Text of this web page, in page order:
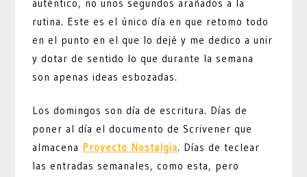
auténtico, no unos segundos arañados a la
rutina. Este es el único día en que retomo todo
en el punto en el que lo dejé y me dedico a unir
y dotar de sentido lo que durante la semana
son apenas ideas esbozadas.
Los domingos son día de escritura. Días de
poner al día el documento de Scrivener que
almacena Proyecto Nostalgia. Días de teclear
las entradas semanales, como esta, pero